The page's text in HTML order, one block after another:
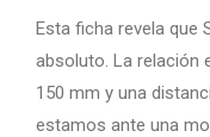
Esta ficha revela que
absoluto. La relación
150 mm y una
estamos ante una